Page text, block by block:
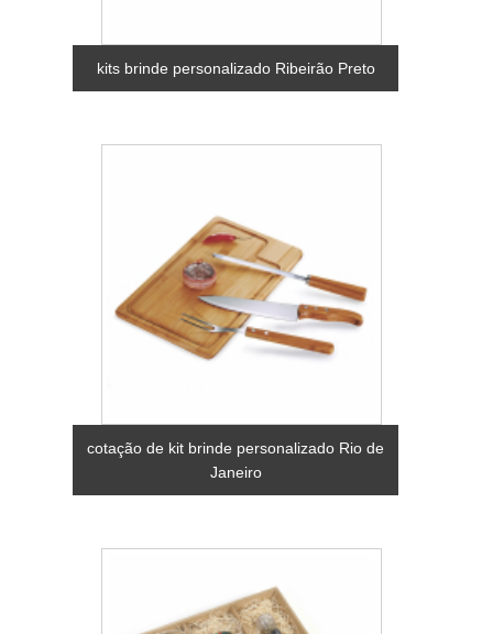
kits brinde personalizado Ribeirão Preto
cotação de kit brinde personalizado Rio de
Janeiro